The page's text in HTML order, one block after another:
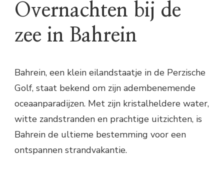
Overnachten bij de
zee in Bahrein
Bahrein, een klein eilandstaatje in de Perzische
Golf, staat bekend om zijn adembenemende
oceaanparadijzen. Met zijn kristalheldere water,
witte zandstranden en prachtige uitzichten, is
Bahrein de ultieme bestemming voor een
ontspannen strandvakantie.